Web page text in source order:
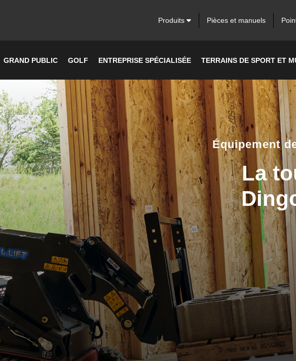
Produits Pièces et manuels
GRAND PUBLIC GOLF ENTREPRISE SPÉCIALISÉE TERRAINS DE SPORT ET
Équipement
La